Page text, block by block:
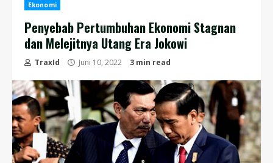
Ekonomi
Penyebab Pertumbuhan Ekonomi Stagnan
dan Melejitnya Utang Era Jokowi
TraxId Juni 10, 2022 3 min read